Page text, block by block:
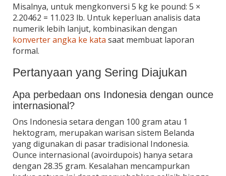
Misalnya, untuk mengkonversi 5 kg ke pound: 5 ×
2.20462 = 11.023 lb. Untuk keperluan analisis data
numerik lebih lanjut, kombinasikan dengan
konverter angka ke kata saat membuat laporan
formal.
Pertanyaan yang Sering Diajukan
Apa perbedaan ons Indonesia dengan ounce
internasional?
Ons Indonesia setara dengan 100 gram atau 1
hektogram, merupakan warisan sistem Belanda
yang digunakan di pasar tradisional Indonesia.
Ounce internasional (avoirdupois) hanya setara
dengan 28.35 gram. Kesalahan mencampurkan